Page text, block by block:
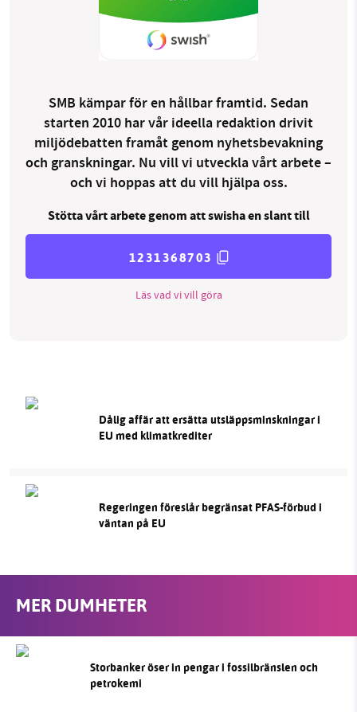
SMB kämpar för en hållbar framtid. Sedan
starten 2010 har vår ideella redaktion drivit
miljödebatten framåt genom nyhetsbevakning
och granskningar. Nu vill vi utveckla vårt arbete –
och vi hoppas att du vill hjälpa oss.
Stötta vårt arbete genom att swisha en slant till
1231368703
Läs vad vi vill göra
Dålig affär att ersätta utsläppsminskningar i
EU med klimatkrediter
Regeringen föreslår begränsat PFAS-förbud i
väntan på EU
MER DUMHETER
Storbanker öser in pengar i fossilbränslen och
petrokemi